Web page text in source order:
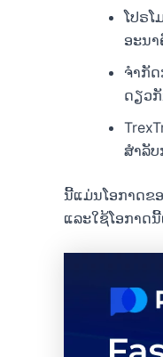
ໂປຣ
ອະນາ
ຈໍາກັ
ດຽວ
ສຳລັ
ນີ້ແມ່ນໂອກາດຂ
ແລະໃຊ້ໂອກາດ